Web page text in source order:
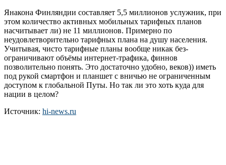
Янакона Финляндии составляет 5,5 миллионов услужник, при
этом количество активных мобильных тарифных планов
насчитывает ли) не 11 миллионов. Примерно по
неудовлетворительно тарифных плана на душу населения.
Учитывая, чисто тарифные планы вообще никак без-
ограничивают объёмы интернет-трафика, финнов
позволительно понять. Это достаточно удобно, веков)) иметь
под рукой смартфон и планшет с вничью не ограниченным
доступом к глобальной Путы. Но так ли это хоть куда для
нации в целом?
Источник: hi-news.ru